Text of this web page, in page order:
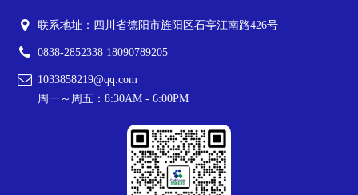
联系地址：四川省德阳市旌阳区石亭江南路426号
0838-2852338 18090789205
1033858219@qq.com
周一～周五：8:30AM - 6:00PM